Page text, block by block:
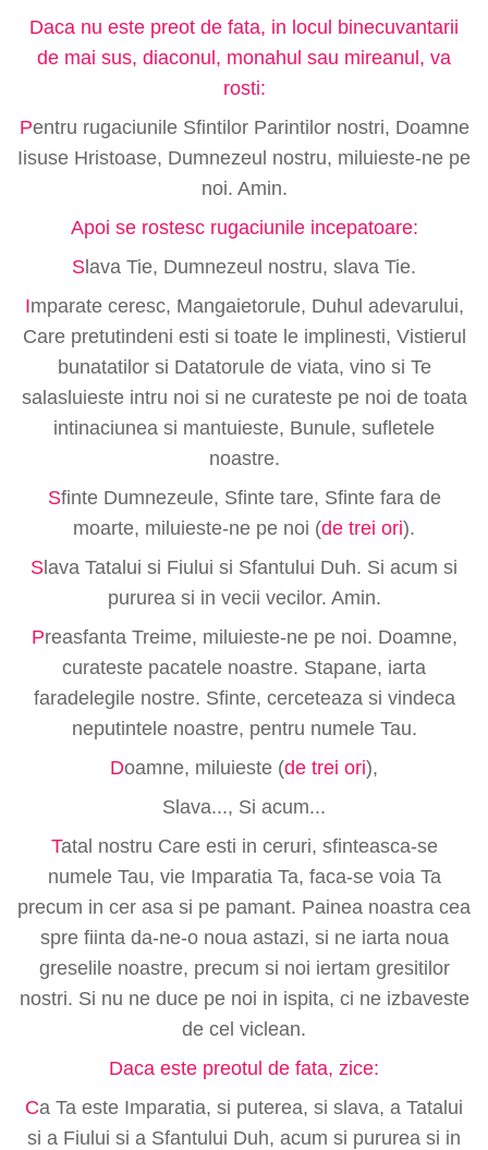
Daca nu este preot de fata, in locul binecuvantarii
de mai sus, diaconul, monahul sau mireanul, va
rosti:
Pentru rugaciunile Sfintilor Parintilor nostri, Doamne
Iisuse Hristoase, Dumnezeul nostru, miluieste-ne pe
noi. Amin.
Apoi se rostesc rugaciunile incepatoare:
Slava Tie, Dumnezeul nostru, slava Tie.
Imparate ceresc, Mangaietorule, Duhul adevarului,
Care pretutindeni esti si toate le implinesti, Vistierul
bunatatilor si Datatorule de viata, vino si Te
salasluieste intru noi si ne curateste pe noi de toata
intinaciunea si mantuieste, Bunule, sufletele
noastre.
Sfinte Dumnezeule, Sfinte tare, Sfinte fara de
moarte, miluieste-ne pe noi (de trei ori).
Slava Tatalui si Fiului si Sfantului Duh. Si acum si
pururea si in vecii vecilor. Amin.
Preasfanta Treime, miluieste-ne pe noi. Doamne,
curateste pacatele noastre. Stapane, iarta
faradelegile nostre. Sfinte, cerceteaza si vindeca
neputintele noastre, pentru numele Tau.
Doamne, miluieste (de trei ori),
Slava..., Si acum...
Tatal nostru Care esti in ceruri, sfinteasca-se
numele Tau, vie Imparatia Ta, faca-se voia Ta
precum in cer asa si pe pamant. Painea noastra cea
spre fiinta da-ne-o noua astazi, si ne iarta noua
greselile noastre, precum si noi iertam gresitilor
nostri. Si nu ne duce pe noi in ispita, ci ne izbaveste
de cel viclean.
Daca este preotul de fata, zice:
Ca Ta este Imparatia, si puterea, si slava, a Tatalui
si a Fiului si a Sfantului Duh, acum si pururea si in